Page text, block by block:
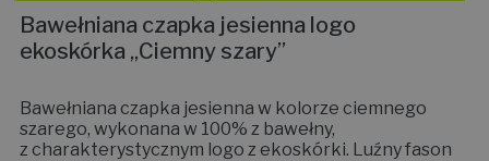
Bawełniana czapka jesienna logo
ekoskórka „Ciemny szary”
Bawełniana czapka jesienna w kolorze ciemnego
szarego, wykonana w 100% z bawełny,
z charakterystycznym logo z ekoskórki. Luźny fason